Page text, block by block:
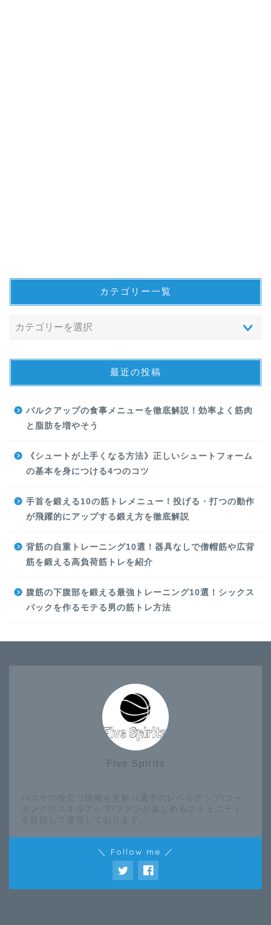
カテゴリー一覧
最近の投稿
バルクアップの食事メニューを徹底解説！効率よく筋肉
と脂肪を増やそう
《シュートが上手くなる方法》正しいシュートフォーム
の基本を身につける4つのコツ
手首を鍛える10の筋トレメニュー！投げる・打つの動作
が飛躍的にアップする鍛え方を徹底解説
背筋の自重トレーニング10選！器具なしで僧帽筋や広背
筋を鍛える高負荷筋トレを紹介
腹筋の下腹部を鍛える最強トレーニング10選！シックス
パックを作るモテる男の筋トレ方法
Five Spirits
バスケの役立つ情報を更新♪♪選手のレベルアップ/コー
チングのスキルアップ/ファンが楽しめるコミュニティ
を目指して運営しております。
＼ Follow me ／